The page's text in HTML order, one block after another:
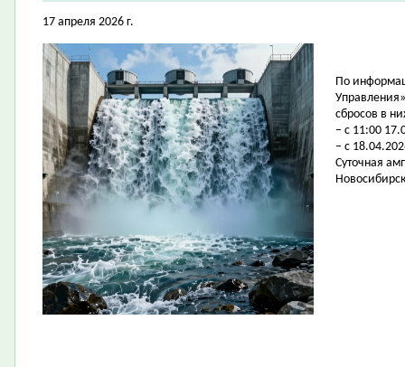
17 апреля 2026 г.
По
сбросов в
– с 11:00
– с
Суточная